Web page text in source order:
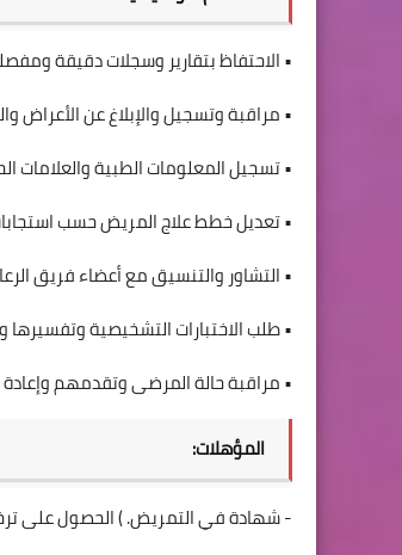
• الاحتفاظ بتقارير وسجلات دقيقة
• مراقبة وتسجيل والإبلاغ عن
• تسجيل المعلومات الطبية والعلامات
• تعديل خطط علاج المريض حسب
• التشاور والتنسيق مع أعضاء فريق
• طلب الاختبارات التشخيصية
• مراقبة حالة المرضى وتقدمهم
المؤهلات:
- شهادة في التمريض. ) الحصول على